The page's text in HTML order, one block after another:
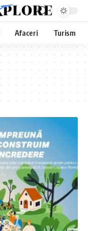
Afaceri Turism